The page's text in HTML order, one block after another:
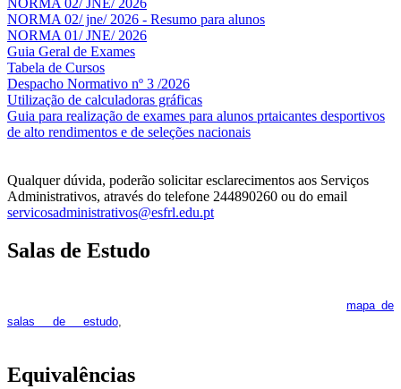
NORMA 02/ jne/ 2026 - Resumo para alunos
NORMA 01/ JNE/ 2026
Guia Geral de Exames
Tabela de Cursos
Despacho Normativo nº 3 /2026
Utilização de calculadoras gráficas
Guia para realização de exames para alunos prtaicantes desportivos
de alto rendimentos e de seleções nacionais
Qualquer dúvida, poderão solicitar esclarecimentos aos Serviços
Administrativos, através do telefone 244890260 ou do email
servicosadministrativos@esfrl.edu.pt
Salas de Estudo
mapa de
salas de estudo,
Equivalências